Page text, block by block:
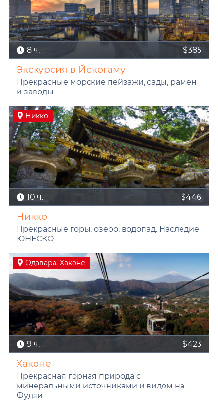
8 ч. $385
Экскурсия в Йокогаму
Прекрасные морские пейзажи, сады, рамен
и заводы
10 ч. $446
Никко
Никко
Прекрасные горы, озеро, водопад. Наследие
ЮНЕСКО
9 ч. $423
Одавара, Хаконе
Хаконе
Прекрасная горная природа с
минеральными источниками и видом на
Фудзи